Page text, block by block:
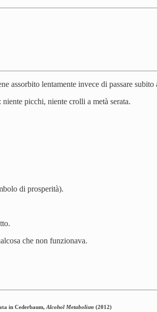
assorbito lentamente invece di passare subito
picchi, niente crolli a metà serata.
di prosperità).
che non funzionava.
in Cederbaum, Alcohol Metabolism (2012)